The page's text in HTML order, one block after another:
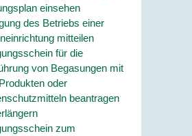
einsehen
des Betriebs einer
mitteilen
für die
von Begasungen mit
oder
beantragen
zum